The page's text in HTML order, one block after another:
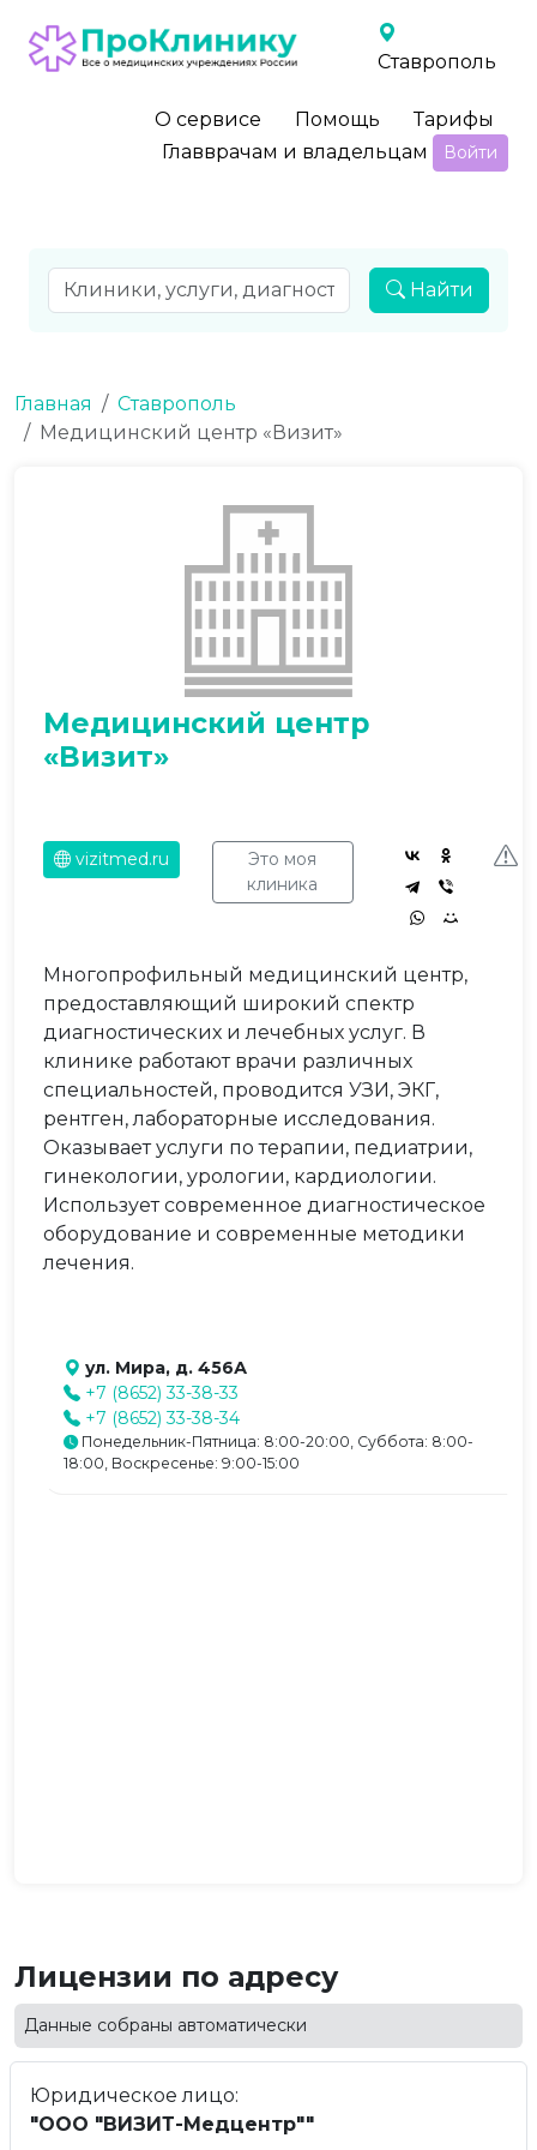
Ставрополь
О сервисе Помощь
Тарифы
Главврачам и владельцам
Войти
Найти
Главная
Ставрополь
Медицинский центр «Визит»
Медицинский центр
«Визит»
vizitmed.ru
Это моя
клиника
Многопрофильный медицинский центр,
предоставляющий широкий спектр
диагностических и лечебных услуг. В
клинике работают врачи различных
специальностей, проводится УЗИ, ЭКГ,
рентген, лабораторные исследования.
Оказывает услуги по терапии, педиатрии,
гинекологии, урологии, кардиологии.
Использует современное диагностическое
оборудование и современные методики
лечения.
ул. Мира, д. 456А
+7 (8652) 33-38-33
+7 (8652) 33-38-34
Понедельник-Пятница: 8:00-20:00, Суббота: 8:00-
18:00, Воскресенье: 9:00-15:00
Лицензии по адресу
Данные собраны автоматически
Юридическое лицо:
"ООО "ВИЗИТ-Медцентр""